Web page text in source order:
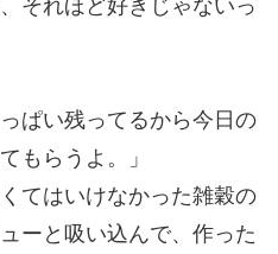
それほど好きじゃないっ
ぱい残ってるから今日の
もらうよ。」
てはいけなかった雑穀の
ーと吸い込んで、作った